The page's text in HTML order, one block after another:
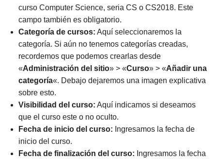
curso Computer Science, seria CS o CS2018. Este
campo también es obligatorio.
Categoría de cursos: Aquí seleccionaremos la
categoría. Si aún no tenemos categorías creadas,
recordemos que podemos crearlas desde
«Administración del sitio» > «Curso» > «Añadir una
categoría«. Debajo dejaremos una imagen explicativa
sobre esto.
Visibilidad del curso: Aquí indicamos si deseamos
que el curso este o no oculto.
Fecha de inicio del curso: Ingresamos la fecha de
inicio del curso.
Fecha de finalización del curso: Ingresamos la fecha